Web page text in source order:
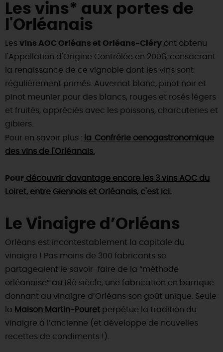
Les vins* aux portes de
l'Orléanais
Les vins AOC Orléans et Orléans-Cléry ont obtenu
l'Appellation d'Origine Contrôlée en 2006, consacrant
la renaissance de ce vignoble dont les vins sont
régulièrement primés. Auvernat blanc, pinot noir et
pinot meunier pour des blancs, rouges et rosés légers
et fruités, appréciés avec les poissons, charcuteries et
gibiers.
Pour en savoir plus :
la Confrérie oenogastronomique
des vins de l'Orléanais.
Pour découvrir davantage encore les 3 vins AOC du
Loiret, entre Giennois et Orléanais, c'est ici .
Le Vinaigre d’Orléans
Orléans est incontestablement la capitale du
vinaigre ! Pas moins de 300 fabricants se
partageaient le savoir-faire de la “méthode
orléanaise” au 18è siècle, une fabrication en barrique
donnant au vinaigre d’Orléans son goût unique. Seule
la Maison Martin-Pouret perpétue la tradition du
vinaigre à l’ancienne (et développe de nouvelles
recettes de condiments !).